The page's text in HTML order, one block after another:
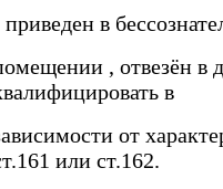
в
, отвезён в
в
от
или ст.162.